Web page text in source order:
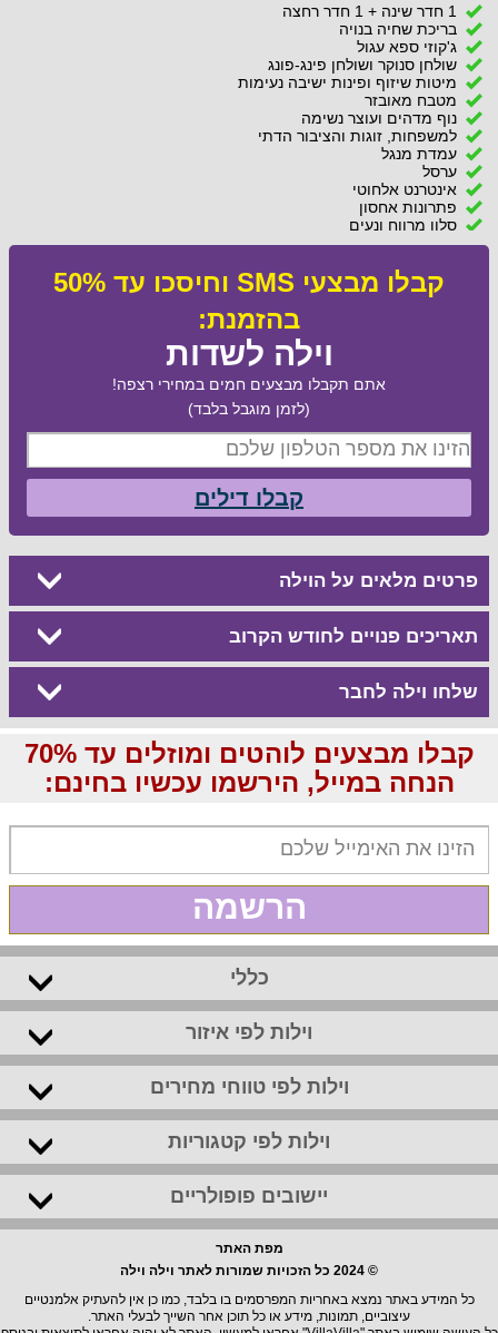
1 חדר שינה + 1 חדר רחצה
בריכת שחיה בנויה
ג'קוזי ספא עגול
שולחן סנוקר ושולחן פינג-פונג
מיטות שיזוף ופינות ישיבה נעימות
מטבח מאובזר
נוף מדהים ועוצר נשימה
למשפחות, זוגות והציבור הדתי
עמדת מנגל
ערסל
אינטרנט אלחוטי
פתרונות אחסון
סלון מרווח ונעים
קבלו מבצעי SMS וחיסכו עד 50%
בהזמנת:
וילה לשדות
אתם תקבלו מבצעים חמים במחירי רצפה!
(לזמן מוגבל בלבד)
קבלו דילים
פרטים מלאים על הוילה
תאריכים פנויים לחודש הקרוב
שלחו וילה לחבר
קבלו מבצעים לוהטים ומוזלים עד 70%
הנחה במייל, הירשמו עכשיו בחינם:
הרשמה
כללי
וילות לפי איזור
וילות לפי טווחי מחירים
וילות לפי קטגוריות
יישובים פופולריים
מפת האתר
© 2024 כל הזכויות שמורות לאתר וילה וילה
כל המידע באתר נמצא באחריות המפרסמים בו בלבד, כמו כן אין להעתיק אלמנטיים
עיצוביים, תמונות, מידע או כל תוכן אחר השייך לבעלי האתר.